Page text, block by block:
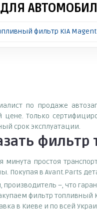
ДЛЯ
фильтр KIA
по продаже
цене. Только
срок эксплуатации.
фильтр
простоя
Покупая в Avant.Parts
производитель –, что
фильтр топливный
в Киеве и по всей